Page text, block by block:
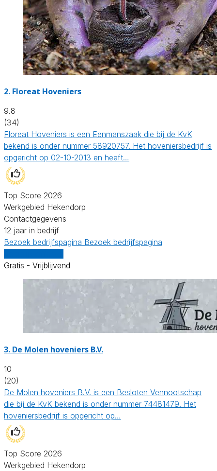
2. Floreat Hoveniers
9.8
(34)
Floreat Hoveniers is een Eenmanszaak die bij de KvK
bekend is onder nummer 58920757. Het hoveniersbedrijf is
opgericht op 02-10-2013 en heeft…
Top Score 2026
Werkgebied Hekendorp
Contactgegevens
12 jaar in bedrijf
Bezoek bedrijfspagina Bezoek bedrijfspagina
Gratis - Vrijblijvend
3. De Molen hoveniers B.V.
10
(20)
De Molen hoveniers B.V. is een Besloten Vennootschap
die bij de KvK bekend is onder nummer 74481479. Het
hoveniersbedrijf is opgericht op…
Top Score 2026
Werkgebied Hekendorp